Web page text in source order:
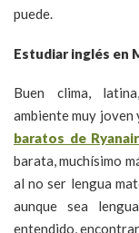
puede.
Estudiar inglés en
Buen clima,
ambiente muy joven
baratos de
barata, muchísimo
al no ser lengua
aunque sea
entendido,